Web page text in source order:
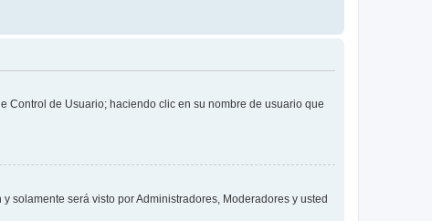
Control de Usuario; haciendo clic en su nombre de usuario que
y solamente será visto por Administradores, Moderadores y usted